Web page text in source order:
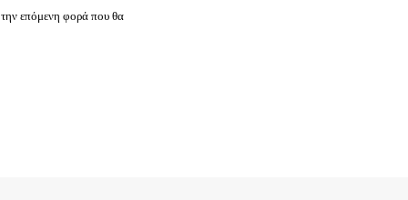
επόμενη φορά που θα